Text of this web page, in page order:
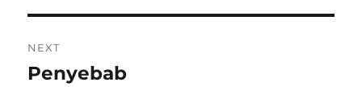
NEXT
Next
Penyebab